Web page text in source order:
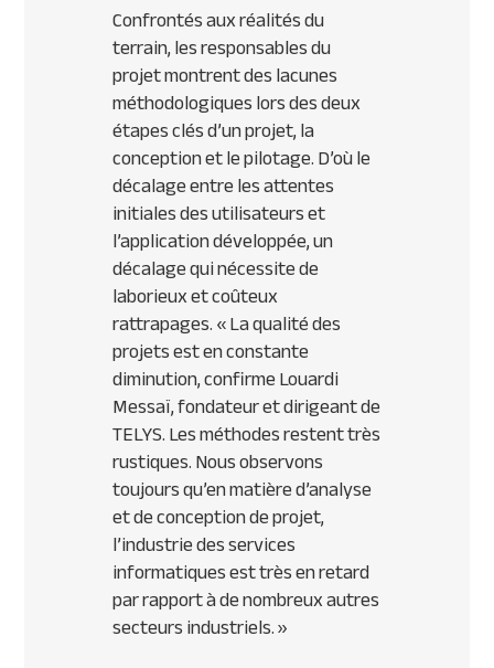
Confrontés aux réalités du
terrain, les responsables du
projet montrent des lacunes
méthodologiques lors des deux
étapes clés d’un projet, la
conception et le pilotage. D’où le
décalage entre les attentes
initiales des utilisateurs et
l’application développée, un
décalage qui nécessite de
laborieux et coûteux
rattrapages.« La qualité des
projets est en constante
diminution, confirme Louardi
Messaï, fondateur et dirigeant de
TELYS. Les méthodes restent très
rustiques. Nous observons
toujours qu’en matière d’analyse
et de conception de projet,
l’industrie des services
informatiques est très en retard
par rapport à de nombreux autres
secteurs industriels. »